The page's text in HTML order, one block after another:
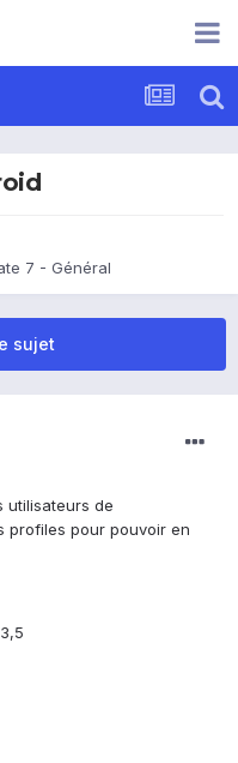
7 - Général
sujet
utilisateurs de
profiles pour pouvoir en